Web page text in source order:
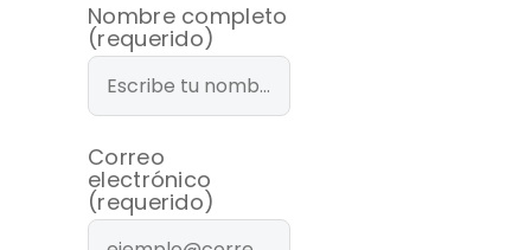
Nombre completo
(requerido)
Correo
electrónico
(requerido)